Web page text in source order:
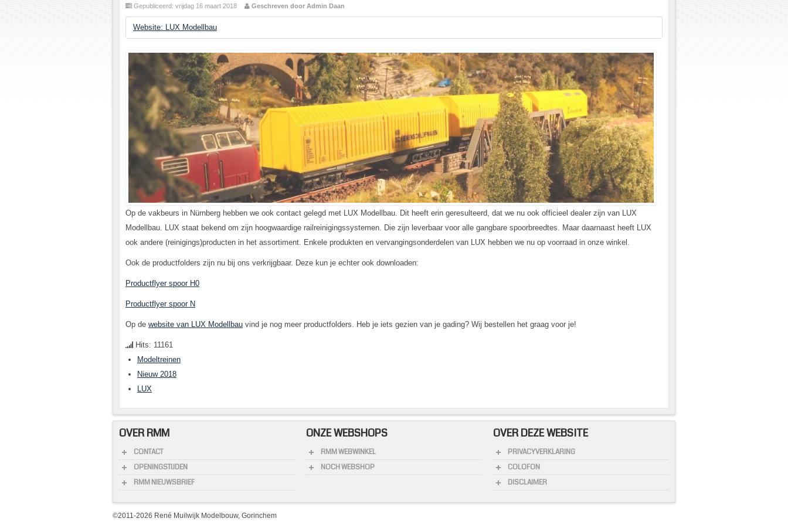
Gepubliceerd: vrijdag 16 maart 2018 Geschreven door Admin Daan
Website: LUX Modellbau
Op de vakbeurs in Nürnberg hebben we ook contact gelegd met LUX Modellbau. Dit heeft erin geresulteerd, dat we nu ook officieel dealer zijn van LUX
Modellbau. LUX staat bekend om zijn hoogwaardige railreinigingssystemen. Die zijn leverbaar voor alle gangbare spoorbreedtes. Maar daarnaast heeft LUX
ook andere (reinigings)producten in het assortiment. Enkele produkten en vervangingsonderdelen van LUX hebben we nu op voorraad in onze winkel.
Ook de productfolders zijn nu bij ons verkrijgbaar. Deze kun je echter ook downloaden:
Productflyer spoor H0
Productflyer spoor N
Op de website van LUX Modellbau vind je nog meer productfolders. Heb je iets gezien van je gading? Wij bestellen het graag voor je!
Hits: 11161
Modeltreinen
Nieuw 2018
LUX
OVER RMM
CONTACT
OPENINGSTIJDEN
RMM NIEUWSBRIEF
ONZE WEBSHOPS
RMM WEBWINKEL
NOCH WEBSHOP
OVER DEZE WEBSITE
PRIVACYVERKLARING
COLOFON
DISCLAIMER
©2011-2026 René Muilwijk Modelbouw, Gorinchem